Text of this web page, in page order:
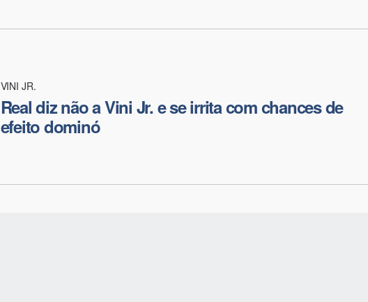
VINI JR.
Real diz não a Vini Jr. e se irrita com chances de
efeito dominó